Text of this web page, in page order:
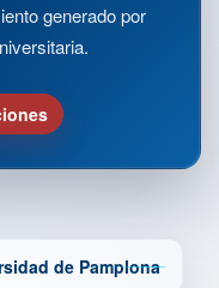
generado por
de Pamplona